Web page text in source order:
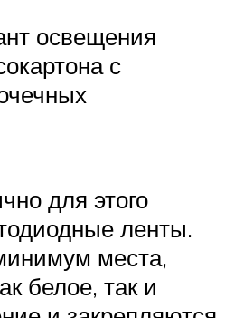
освещения
с
для этого
ленты.
места,
белое, так и